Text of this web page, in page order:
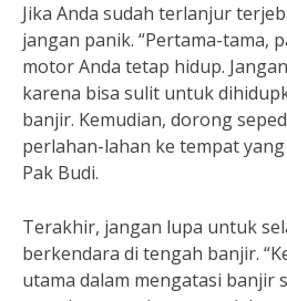
Jika Anda sudah terlanjur
jangan panik. “Pertama-tama,
motor Anda tetap hidup.
karena bisa sulit untuk
banjir. Kemudian, dorong
perlahan-lahan ke tempat
Pak Budi.
Terakhir, jangan lupa untuk
berkendara di tengah banjir.
utama dalam mengatasi banjir